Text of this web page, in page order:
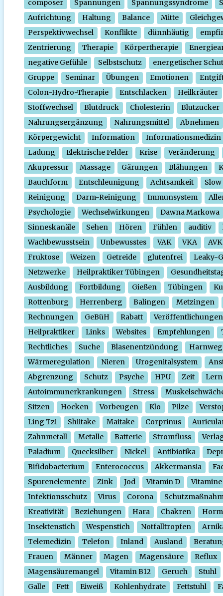
composer Spannungen Spannungssyndrome
Aufrichtung
Haltung Balance Mitte
Perspektivwechsel
Konflikte dünnhäutig
Zentrierung
Therapie Körpertherapie
negative Gefühle
Selbstschutz
energetischer
Gruppe
Seminar Übungen Emotionen
Colon-Hydro-Therapie
Entschlacken
Heilkräuter
Stoffwechsel
Blutdruck Cholesterin
Blutzucker
Nahrungsergänzung
Nahrungsmittel
Abnehmen
Körpergewicht
Information
Informationsmedizin
Ladung
Elektrische Felder Krise
Veränderung
Akupressur
Massage Gärungen Blähungen
Bauchform
Entschleunigung Achtsamkeit
Slow
Reinigung
Darm-Reinigung Immunsystem
Psychologie
Wechselwirkungen
Dawna Markowa
Sinneskanäle
Sehen Hören Fühlen auditiv
Wachbewusstsein
Unbewusstes VAK VKA
AVK
Fruktose
Weizen Getreide glutenfrei
Leaky-
Netzwerke
Heilpraktiker Tübingen
Ausbildung
Fortbildung Gießen Tübingen
Rottenburg
Herrenberg Balingen
Metzingen
Rechnungen
GeBüH Rabatt
Veröffentlichungen
Heilpraktiker
Links Websites Empfehlungen
Rechtliches
Suche Blasenentzündung
Wärmeregulation
Nieren Urogenitalsystem
Abgrenzung
Schutz Psyche HPU Zeit
Autoimmunerkrankungen
Stress
Sitzen
Hocken Vorbeugen Klo Pilze
Ling Tzi
Shiitake Maitake Corprinus
Zahnmetall
Metalle Batterie Stromfluss
Paladium
Quecksilber Nickel Antibiotika
Bifidobacterium
Enterococcus Akkermansia
Spurenelemente
Zink Jod Vitamin D
Vitamine
Infektionsschutz
Virus Corona
Kreativität
Beziehungen Hara Chakren
Insektenstich
Wespenstich Notfalltropfen
Telemedizin
Telefon Inland Ausland
Frauen
Männer Magen Magensäure
Reflux
Magensäuremangel
Vitamin B12 Geruch
Stuhl
Galle
Fett Eiweiß Kohlenhydrate Fettstuhl